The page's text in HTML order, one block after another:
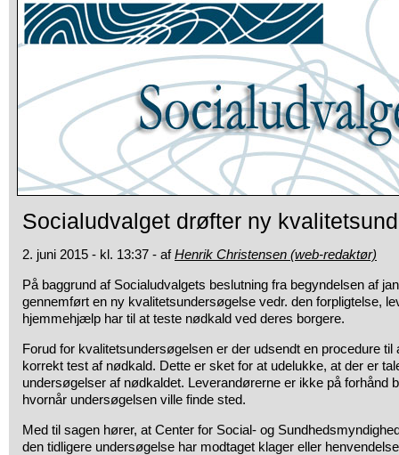
Socialudvalget drøfter ny
2. juni 2015 - kl. 13:37 - afHenrik Christensen (web-redaktør)
På baggrund af Socialudvalgets beslutning fra begyndelsen af
gennemført en ny kvalitetsundersøgelse vedr. den forpligtelse,
hjemmehjælp har til at teste nødkald ved deres borgere.
Forud for kvalitetsundersøgelsen er der udsendt en procedure til
korrekt test af nødkald. Dette er sket for at udelukke, at der er
undersøgelser af nødkaldet. Leverandørerne er ikke på forhånd
hvornår undersøgelsen ville finde sted.
Med til sagen hører, at Center for Social- og
den tidligere undersøgelse har modtaget klager eller